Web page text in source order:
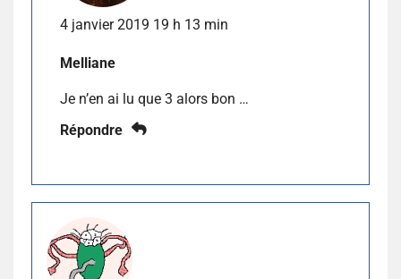
4 janvier 2019 19 h 13 min
Melliane
Je n’en ai lu que 3 alors bon …
Répondre